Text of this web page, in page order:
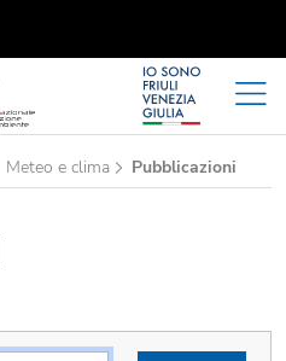
Meteo e clima Pubblicazioni